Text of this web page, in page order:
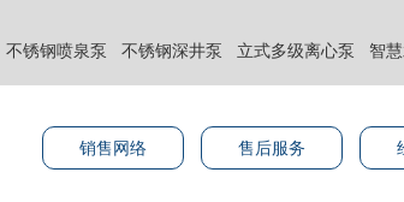
不锈钢喷泉泵 不锈钢深井泵 立式多级离心泵 智
销售网络 售后服务